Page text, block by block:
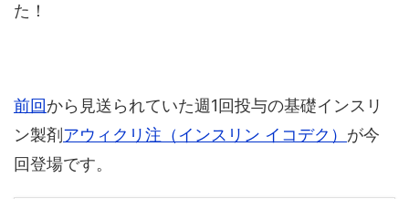
た！
前回から見送られていた週1回投与の基礎インスリ
ン製剤 アウィクリ注（インスリン イコデク） が今
回登場です。